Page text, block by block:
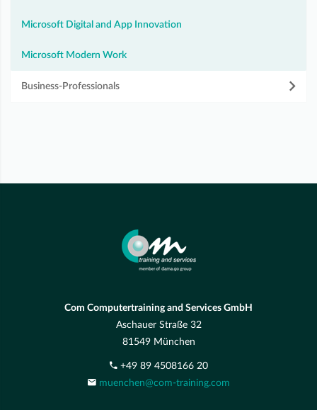
Microsoft Digital and App Innovation
Microsoft Modern Work
Business-Professionals
Com Computertraining and Services GmbH
Aschauer Straße 32
81549 München
+49 89 4508166 20
muenchen@com-training.com